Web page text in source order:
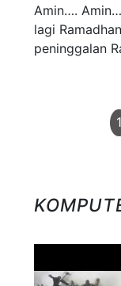
Amin….
lagi
peninggalan
1